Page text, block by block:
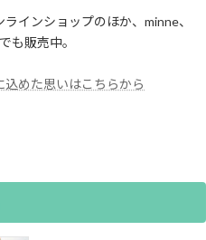
ラインショップのほか、minne、
も販売中。
込めた思いはこちらから